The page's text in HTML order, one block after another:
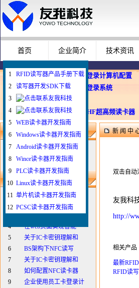
首页 企业简介 技术资讯
企业使用员工卡登录计算机配置
Windows智能卡登录系统
WEB与发卡器
WEB浏览器与UHF超高频读卡器
新闻搜索
最新新闻
1
如何给IC卡写自定义
2
如何配置刷卡登录电脑
3
插卡登录拔卡锁屏
4
在web页面实现智能
5
关于IC卡密钥理解和
6
BS架构下NFC读写
7
关于IC卡密钥理解和
8
如何配置NFC读卡器
9
企业使用员工卡登录计
新 闻 中
双击自动
友我科
http://
相关产品
最新
RFID读
1
RFID读写器产品手册下载
2
读写器开发SDK下载
3
4
5
WEB读卡器开发指南
6
Windows读卡器开发指南
7
Android读卡器开发指南
8
Wince读卡器开发指南
9
PLC读卡器开发指南
10 Linux读卡器开发指南
11 单片机读卡器开发指南
12 PCSC读卡器开发指南